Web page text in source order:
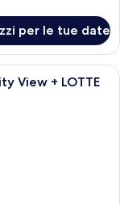
per le tue date
e slanciato con
View + LOTTE